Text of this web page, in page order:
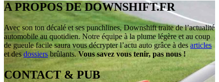
A PROPOS DE DOWNSHIFT.FR
Avec son ton décalé et ses punchlines, Downshift traite de l’actualité
automobile au quotidien. Notre équipe à la plume légère et au coup
de gueule facile saura vous décrypter l’actu auto grâce à des articles
et des dossiers brûlants. Vous savez vous tenir, pas nous !
CONTACT & PUB